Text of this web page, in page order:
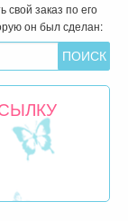
заказ по его
он был сделан: